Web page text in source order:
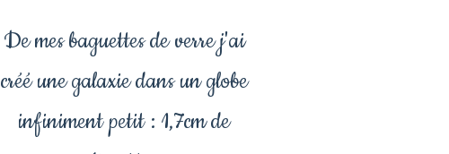
De mes baguettes de verre j'ai
créé une galaxie dans un globe
infiniment petit : 1,7cm de